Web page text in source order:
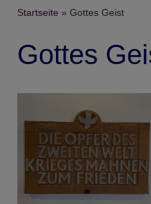
Breadcrumb
Startseite Gottes Geist
Gottes